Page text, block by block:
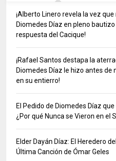
¡Alberto Linero revela la vez
Diomedes Díaz en pleno
respuesta del Cacique!
¡Rafael Santos destapa la
Diomedes Díaz le hizo antes de
en su entierro!
El Pedido de Diomedes Díaz
¿Por qué Nunca se Vieron en el
Elder Dayán Díaz: El Heredero
Última Canción de Ómar Geles